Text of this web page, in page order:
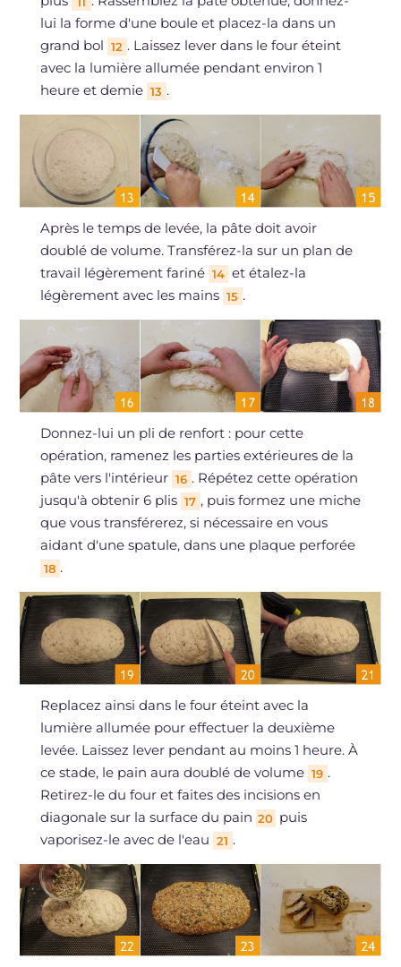
lui la forme d'une boule et placez-la dans un
grand bol 12 . Laissez lever dans le four éteint
avec la lumière allumée pendant environ 1
heure et demie 13 .
Après le temps de levée, la pâte doit avoir
doublé de volume. Transférez-la sur un plan de
travail légèrement fariné 14 et étalez-la
légèrement avec les mains 15 .
Donnez-lui un pli de renfort : pour cette
opération, ramenez les parties extérieures de la
pâte vers l'intérieur 16 . Répétez cette opération
jusqu'à obtenir 6 plis 17 , puis formez une miche
que vous transférerez, si nécessaire en vous
aidant d'une spatule, dans une plaque perforée
18 .
Replacez ainsi dans le four éteint avec la
lumière allumée pour effectuer la deuxième
levée. Laissez lever pendant au moins 1 heure. À
ce stade, le pain aura doublé de volume 19 .
Retirez-le du four et faites des incisions en
diagonale sur la surface du pain 20 puis
vaporisez-le avec de l'eau 21 .